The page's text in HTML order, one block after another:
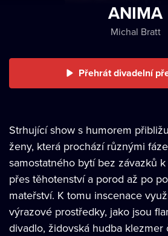
ANIMA
Michal Bratt
Přehrát divadelní
Strhující show s humorem
ženy, která prochází různými
samostatného bytí bez závazků
přes těhotenství a porod až po
mateřství. K tomu inscenace
výrazové prostředky, jako jsou
divadlo, židovská hudba klezmer